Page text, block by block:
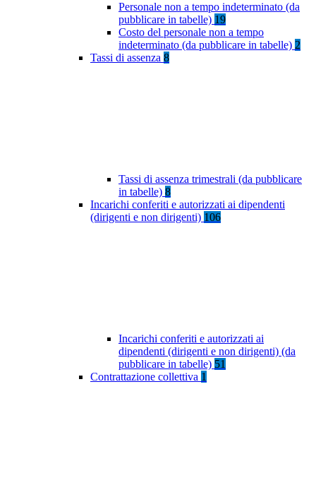
Personale non a tempo indeterminato (da
pubblicare in tabelle) 19
Costo del personale non a tempo
indeterminato (da pubblicare in tabelle) 2
Tassi di assenza 8
Tassi di assenza trimestrali (da pubblicare
in tabelle) 8
Incarichi conferiti e autorizzati ai dipendenti
(dirigenti e non dirigenti) 106
Incarichi conferiti e autorizzati ai
dipendenti (dirigenti e non dirigenti) (da
pubblicare in tabelle) 51
Contrattazione collettiva 1